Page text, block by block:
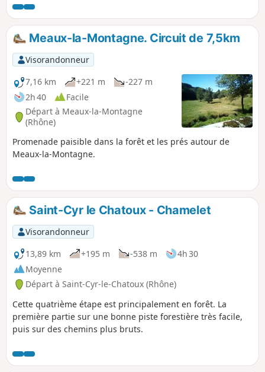
et pinèdes.
Meaux-la-Montagne. Circuit de 7,5km
Visorandonneur
7,16 km
+221 m
-227 m
2h 40
Facile
Départ à Meaux-la-Montagne
(Rhône)
Promenade paisible dans la forêt et les prés autour de
Meaux-la-Montagne.
Saint-Cyr le Chatoux - Chamelet
Visorandonneur
13,89 km
+195 m -538 m
4h 30
Moyenne
Départ à Saint-Cyr-le-Chatoux (Rhône)
Cette quatrième étape est principalement en forêt. La
première partie sur une bonne piste forestière très facile,
puis sur des chemins plus bruts.